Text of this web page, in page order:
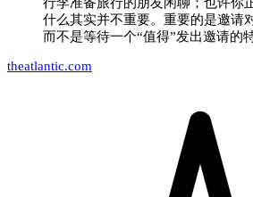
行李准备旅行的朋友闲聊；也许你
什么其实并不重要。重要的是邀请
而不是等待一个“值得”发出邀请的
theatlantic.com